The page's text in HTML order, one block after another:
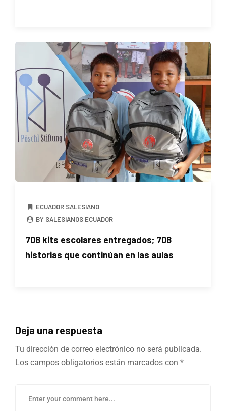
ECUADOR SALESIANO
BY SALESIANOS ECUADOR
708 kits escolares entregados; 708
historias que continúan en las aulas
Deja una respuesta
Tu dirección de correo electrónico no será publicada.
Los campos obligatorios están marcados con *